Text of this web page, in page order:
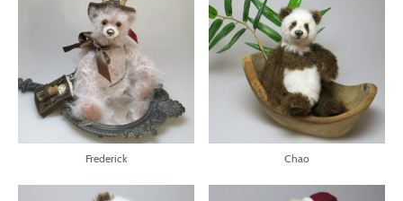
Frederick Chao